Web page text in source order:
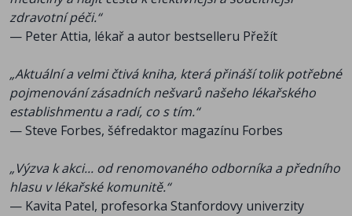
zdravotní péči.“
— Peter Attia, lékař a autor bestselleru Přežít
„Aktuální a velmi čtivá kniha, která přináší tolik potřebné
pojmenování zásadních nešvarů našeho lékařského
establishmentu a radí, co s tím.“
— Steve Forbes, šéfredaktor magazínu Forbes
„Výzva k akci... od renomovaného odborníka a předního
hlasu v lékařské komunitě.“
— Kavita Patel, profesorka Stanfordovy univerzity